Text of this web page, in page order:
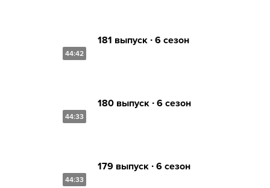
44:42
181 выпуск ∙ 6 сезон
44:33
180 выпуск ∙ 6 сезон
44:33
179 выпуск ∙ 6 сезон